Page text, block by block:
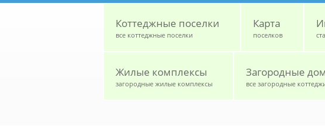
Коттеджные поселки
все коттеджные поселки
Карта
поселков
Жилые комплексы
загородные жилые комплексы
Загородные
все загородные